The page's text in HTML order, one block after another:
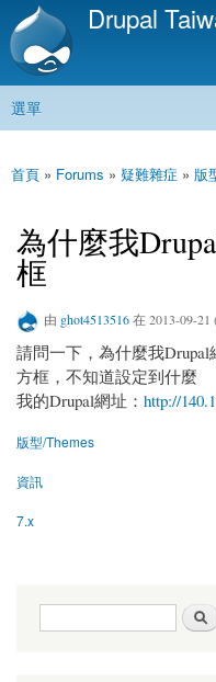
移
內
Drupal
主選單
選單
您在這裡
首頁 » Forums » 疑難雜症 » 版
為什麼我
框
由 ghot4513516在 2013-09-
請問一下，為什麼我
方框，不知道設定到什麼
我的Drupal網址： http://
版型/Themes
資訊
7.x
搜尋表單